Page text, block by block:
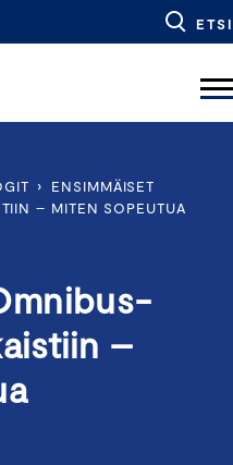
ETSI
›
ENSIMMÄISET
– MITEN SOPEUTUA
–